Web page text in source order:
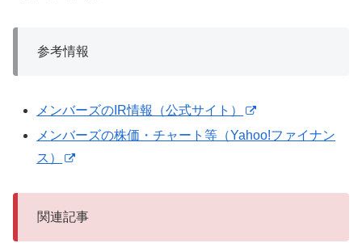
参考情報
メンバーズのIR情報（公式サイト）
メンバーズの株価・チャート等（Yahoo!ファイナン
ス）
関連記事